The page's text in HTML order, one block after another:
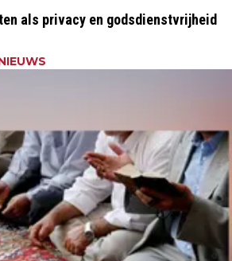
als privacy en godsdienstvrijheid